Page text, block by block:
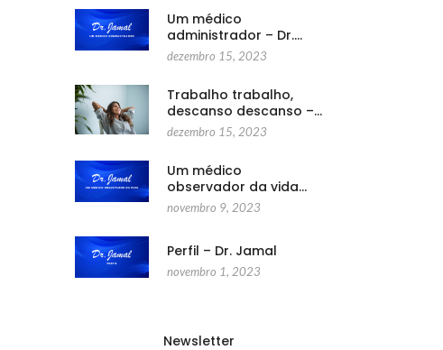
Um médico
administrador – Dr.…
dezembro 15, 2023
Trabalho trabalho,
descanso descanso –…
dezembro 15, 2023
Um médico
observador da vida…
novembro 9, 2023
Perfil – Dr. Jamal
novembro 1, 2023
Newsletter